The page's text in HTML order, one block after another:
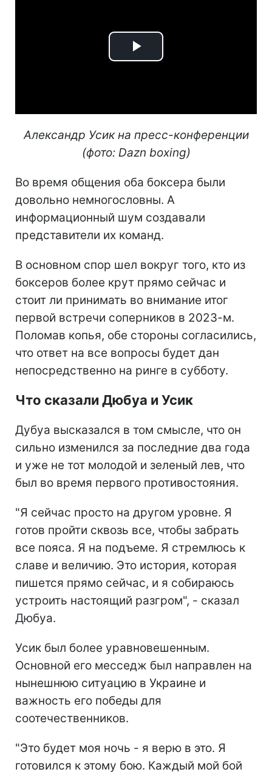
Play
Александр Усик на пресс-конференции
(фото: Dazn boxing)
Во время общения оба боксера были
довольно немногословны. А
информационный шум создавали
представители их команд.
В основном спор шел вокруг того, кто из
боксеров более крут прямо сейчас и
стоит ли принимать во внимание итог
первой встречи соперников в 2023-м.
Поломав копья, обе стороны согласились,
что ответ на все вопросы будет дан
непосредственно на ринге в субботу.
Что сказали Дюбуа и Усик
Дубуа высказался в том смысле, что он
сильно изменился за последние два года
и уже не тот молодой и зеленый лев, что
был во время первого противостояния.
"Я сейчас просто на другом уровне. Я
готов пройти сквозь все, чтобы забрать
все пояса. Я на подъеме. Я стремлюсь к
славе и величию. Это история, которая
пишется прямо сейчас, и я собираюсь
устроить настоящий разгром", - сказал
Дюбуа.
Усик был более уравновешенным.
Основной его месседж был направлен на
нынешнюю ситуацию в Украине и
важность его победы для
соотечественников.
"Это будет моя ночь - я верю в это. Я
готовился к этому бою. Каждый мой бой